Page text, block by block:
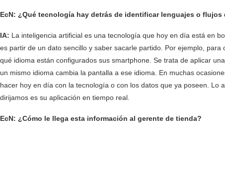
EcN: ¿Qué tecnología hay detrás de identificar lenguajes o flujos
IA: La inteligencia artificial es una tecnología que hoy en día está en
es partir de un dato sencillo y saber sacarle partido. Por ejemplo,
qué idioma están configurados sus smartphone. Se trata de aplicar
un mismo idioma cambia la pantalla a ese idioma. En muchas
hacer hoy en día con la tecnología o con los datos que ya poseen.
dirijamos es su aplicación en tiempo real.
EcN: ¿Cómo le llega esta información al gerente de tienda?